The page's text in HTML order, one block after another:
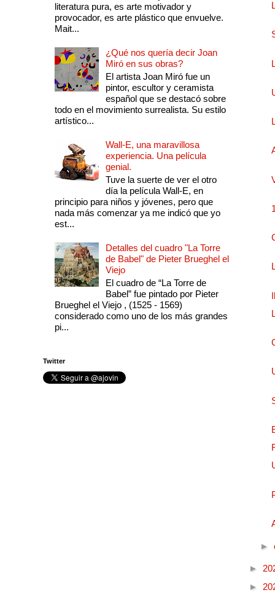
literatura pura, es arte motivador y
provocador, es arte plástico que envuelve.
Mait...
¿Qué nos quería decir Joan
Miró en sus obras?
El artista Joan Miró fue un
pintor, escultor y ceramista
español que se destacó sobre
todo en el movimiento surrealista. Su estilo
artístico...
Wall-E, una maravillosa
experiencia. Una película
genial.
Tuve la suerte de ver el otro
día la película Wall-E, en
principio para niños y jóvenes, pero que
nada más comenzar ya me indicó que yo
est...
Detalles del cuadro "La Torre
de Babel" de Pieter Brueghel el
Viejo
El cuadro de “La Torre de
Babel” fue pintado por Pieter
Brueghel el Viejo , (1525 - 1569)
considerado como uno de los más grandes
pi...
Twitter
►
►
►